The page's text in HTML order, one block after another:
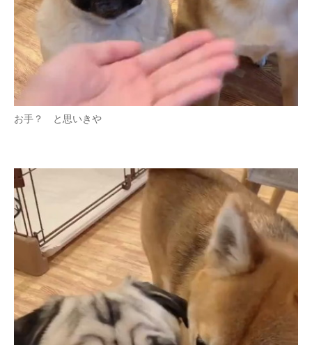
お手？ と思いきや